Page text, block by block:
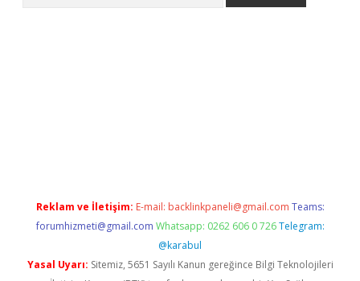
Reklam ve İletişim: E-mail: backlinkpaneli@gmail.com Teams:
forumhizmeti@gmail.com Whatsapp: 0262 606 0 726 Telegram:
@karabul
Yasal Uyarı: Sitemiz, 5651 Sayılı Kanun gereğince Bilgi Teknolojileri